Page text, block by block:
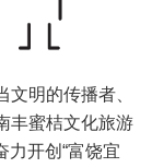
明的传播者、
丰蜜桔文化旅游
力开创“富饶宜